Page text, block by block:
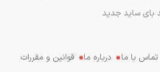
بای ساید جدید
تماس با ما درباره ما قوانین و مقررات